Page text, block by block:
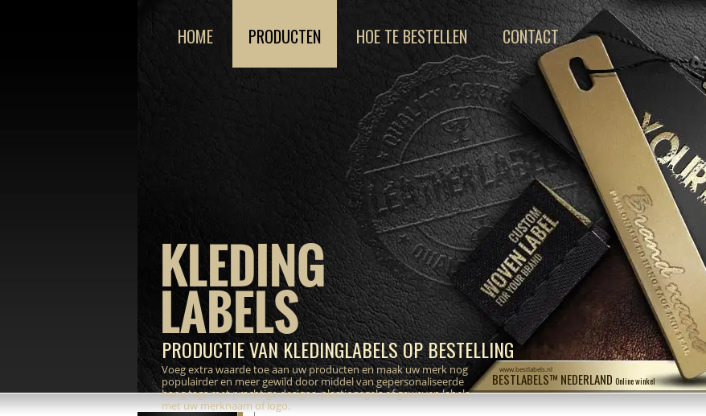
BESTLABELS™ NEDERLAND Online winkel
www.bestlabels.nl
KLEDING
LABELS
PRODUCTIE VAN KLEDINGLABELS OP BESTELLING
Voeg extra waarde toe aan uw producten en maak uw merk nog
populairder en meer gewild door middel van gepersonaliseerde
hang tags met prachtige designs, plastic zegels of geweven labels
met uw merknaam of logo.
HOME PRODUCTEN HOE TE BESTELLEN CONTACT